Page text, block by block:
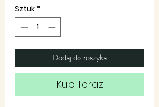
Sztuk *
Dodaj do koszyka
Kup Teraz